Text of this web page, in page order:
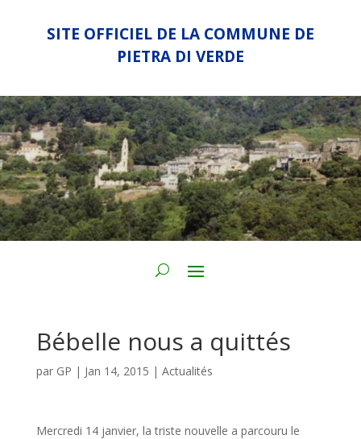
SITE OFFICIEL DE LA COMMUNE DE
PIETRA DI VERDE
Bébelle nous a quittés
par GP | Jan 14, 2015 | Actualités
Mercredi 14 janvier, la triste nouvelle a parcouru le